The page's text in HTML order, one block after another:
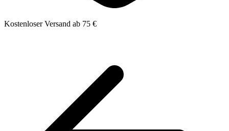
Kostenloser Versand ab 75 €